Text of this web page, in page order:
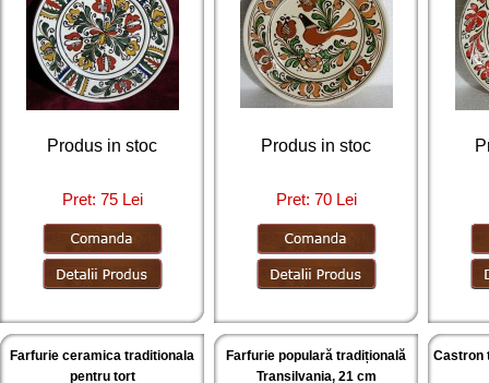
Produs in stoc
Pret: 75 Lei
Produs in stoc
Pret: 70 Lei
Farfurie ceramica traditionala
pentru tort
Farfurie populară tradițională
Transilvania, 21 cm
Castron